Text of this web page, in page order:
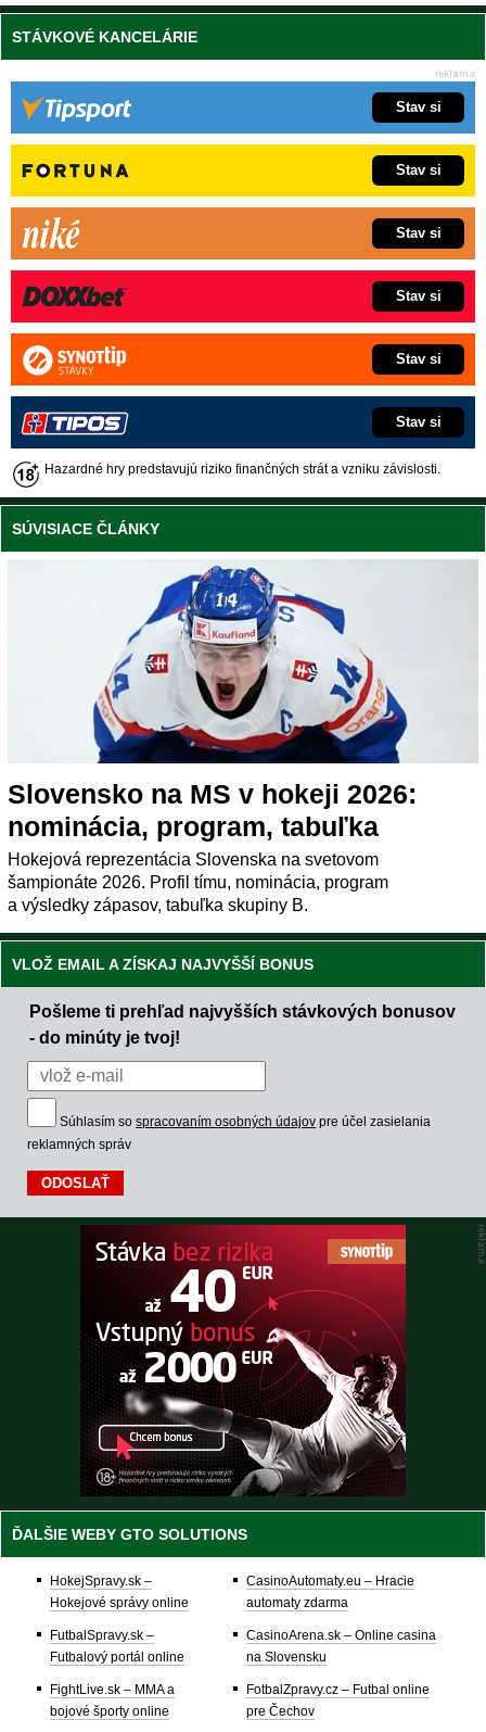
STÁVKOVÉ KANCELÁRIE
Stav si
Stav si
Stav si
Stav si
Stav si
Stav si
Hazardné hry predstavujú riziko finančných strát a vzniku závislosti.
SÚVISIACE ČLÁNKY
Slovensko na MS v hokeji 2026:
nominácia, program, tabuľka
Hokejová reprezentácia Slovenska na svetovom
šampionáte 2026. Profil tímu, nominácia, program
a výsledky zápasov, tabuľka skupiny B.
VLOŽ EMAIL A ZÍSKAJ NAJVYŠŠÍ BONUS
Pošleme ti prehľad najvyšších stávkových bonusov
- do minúty je tvoj!
Súhlasím so spracovaním osobných údajov pre účel zasielania
reklamných správ
ĎALŠIE WEBY GTO SOLUTIONS
HokejSpravy.sk –
Hokejové správy online
FutbalSpravy.sk –
Futbalový portál online
FightLive.sk – MMA a
bojové športy online
CasinoAutomaty.eu – Hracie
automaty zdarma
CasinoArena.sk – Online casina
na Slovensku
FotbalZpravy.cz – Futbal online
pre Čechov